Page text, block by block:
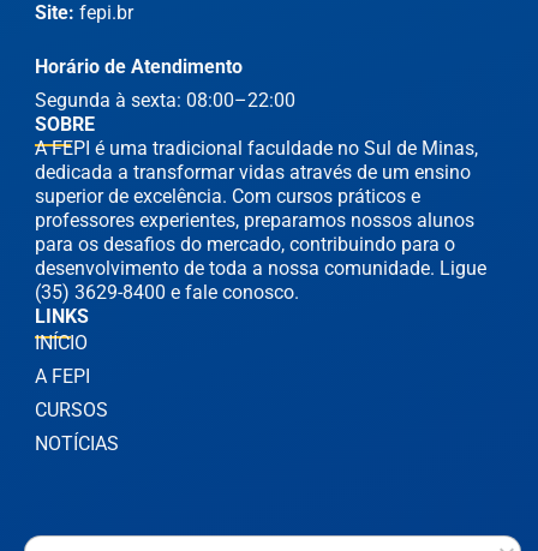
SOBRE
A FEPI é uma tradicional faculdade no Sul de Minas,
dedicada a transformar vidas através de um ensino
superior de excelência. Com cursos práticos e
professores experientes, preparamos nossos alunos
para os desafios do mercado, contribuindo para o
desenvolvimento de toda a nossa comunidade. Ligue
(35) 3629-8400 e fale conosco.
LINKS
INÍCIO
A FEPI
CURSOS
NOTÍCIAS
Site: fepi.br
Horário de Atendimento
Segunda à sexta: 08:00–22:00